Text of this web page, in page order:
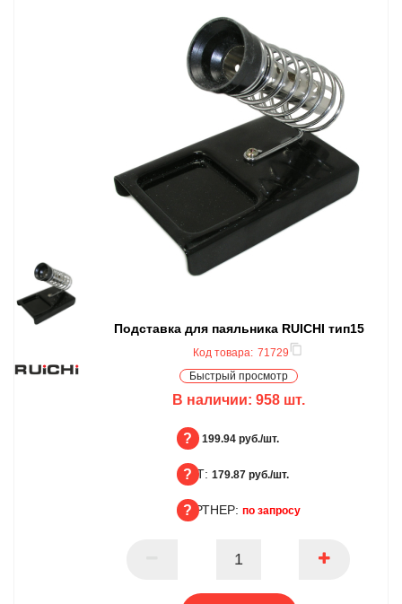
Подставка для паяльника RUICHI тип15
Код товара: 71729
Быстрый просмотр
В наличии: 958 шт.
БЦ: 199.94 руб./шт.
ОПТ: 179.87 руб./шт.
ПАРТНЕР: по запросу